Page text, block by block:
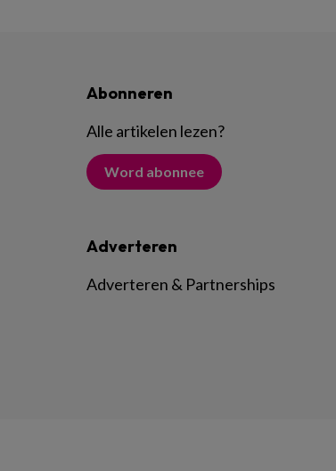
Abonneren
Alle artikelen lezen?
Word abonnee
Adverteren
Adverteren & Partnerships